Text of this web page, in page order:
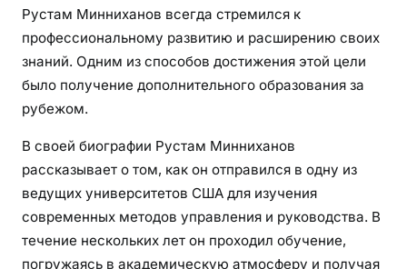
Рустам Минниханов всегда стремился к
профессиональному развитию и расширению своих
знаний. Одним из способов достижения этой цели
было получение дополнительного образования за
рубежом.
В своей биографии Рустам Минниханов
рассказывает о том, как он отправился в одну из
ведущих университетов США для изучения
современных методов управления и руководства. В
течение нескольких лет он проходил обучение,
погружаясь в академическую атмосферу и получая